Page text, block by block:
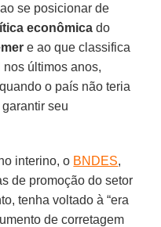
se posicionar de
econômica do
e ao que classifica
nos últimos anos,
o país não teria
seu
interino, o BNDES,
de promoção do setor
tenha voltado à “era
de corretagem